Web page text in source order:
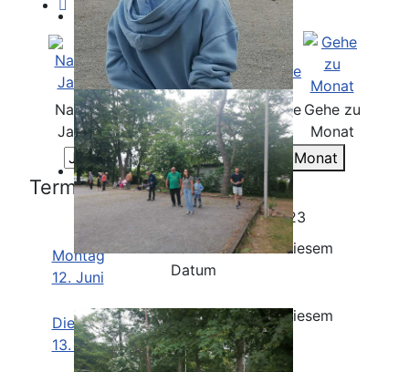
Nach
Jahr
Nach
Monat
Nach
Woche
Heute Suche Gehe zu
Monat
Gehe zu Monat
Termine für die Woche :
12. Juni 2023 - 18. Juni 2023
Montag
12. Juni
Keine Events an diesem
Datum
Dienstag
13. Juni
Keine Events an diesem
Datum